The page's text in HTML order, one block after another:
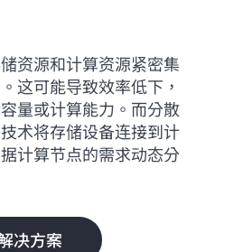
资源和计算资源紧密集
这可能导致效率低下，
量或计算能力。而分散
术将存储设备连接到计
计算节点的需求动态分
决方案